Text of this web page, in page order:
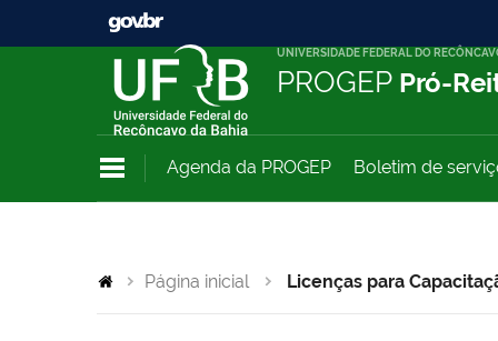
UNIVERSIDADE FEDERAL DO
PROGEP Pró-
Agenda da PROGEP Boletim de
Página inicial Licenças para